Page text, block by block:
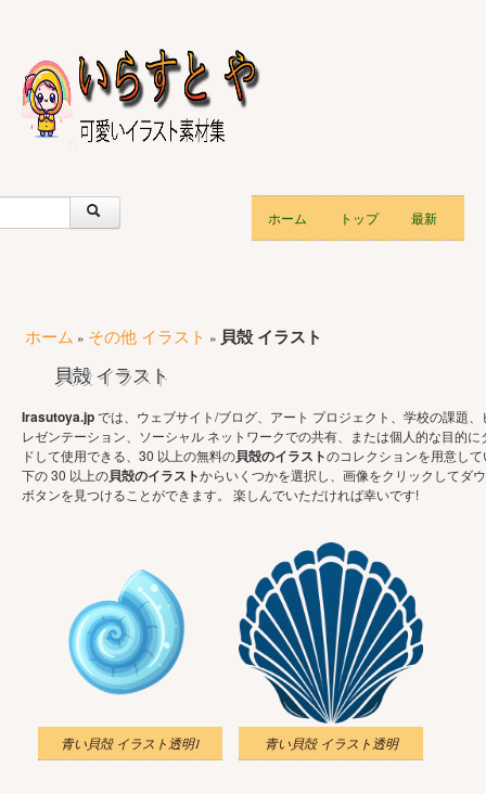
ホーム トップ 最新
ホーム » その他 イラスト » 貝殻 イラスト
貝殻 イラスト
Irasutoya.jpでは、ウェブサイト/ブログ、アート プロジェクト、学校の課題、
レゼンテーション、ソーシャル ネットワークでの共有、または個人的な目的に
ドして使用できる、30 以上の無料の貝殻のイラストのコレクションを用意し
下の 30 以上の貝殻のイラストからいくつかを選択し、画像をクリックしてダ
ボタンを見つけることができます。 楽しんでいただければ幸いです!
青い貝殻 イラスト透明1 青い貝殻 イラスト透明